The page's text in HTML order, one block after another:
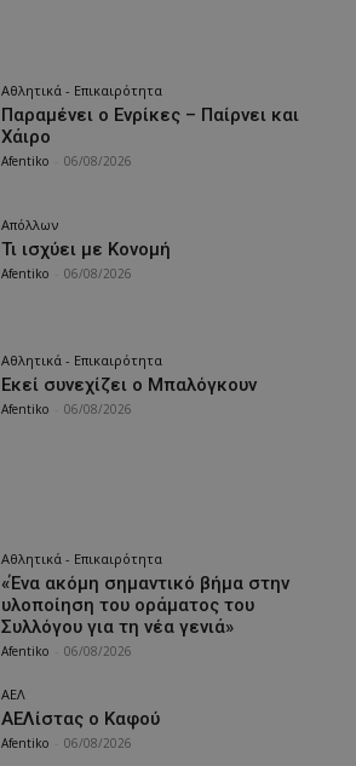
Αθλητικά - Επικαιρότητα
Παραμένει ο Ενρίκες – Παίρνει και
Χάιρο
Afentiko 06/08/2026
Απόλλων
Τι ισχύει με Κονομή
Afentiko 06/08/2026
Αθλητικά - Επικαιρότητα
Εκεί συνεχίζει ο Μπαλόγκουν
Afentiko 06/08/2026
Αθλητικά - Επικαιρότητα
«Ένα ακόμη σημαντικό βήμα στην
υλοποίηση του οράματος του
Συλλόγου για τη νέα γενιά»
Afentiko 06/08/2026
ΑΕΛ
ΑΕΛίστας ο Καφού
Afentiko 06/08/2026